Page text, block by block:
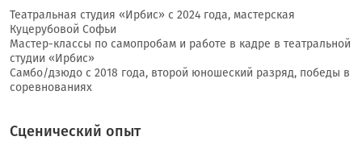
Театральная студия «Ирбис» с 2024 года, мастерская
Куцерубовой Софьи
Мастер-классы по самопробам и работе в кадре в театральной
студии «Ирбис»
Самбо/дзюдо с 2018 года, второй юношеский разряд, победы в
соревнованиях
Сценический опыт